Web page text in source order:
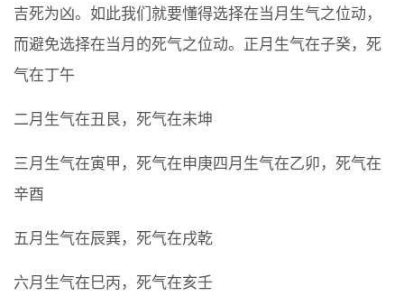
吉死为凶。如此我们就要懂得选择在当月生气之位动，
而避免选择在当月的死气之位动。正月生气在子癸，死
气在丁午
二月生气在丑艮，死气在未坤
三月生气在寅甲，死气在申庚四月生气在乙卯，死气在
辛酉
五月生气在辰巽，死气在戌乾
六月生气在巳丙，死气在亥壬